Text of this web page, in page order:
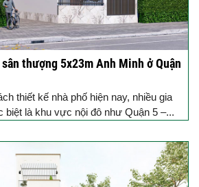
thượng 5x23m Anh Minh ở Quận
thiết kế nhà phố hiện nay, nhiều gia
biệt là khu vực nội đô như Quận 5 –...